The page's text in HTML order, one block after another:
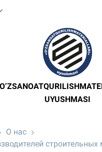
UYUSHMASI
О нас
строительных